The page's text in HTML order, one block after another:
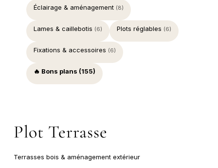
Éclairage & aménagement (8)
Lames & caillebotis (6) Plots réglables (6)
Fixations & accessoires (6)
🔥 Bons plans (155)
Plot Terrasse
Terrasses bois & aménagement extérieur